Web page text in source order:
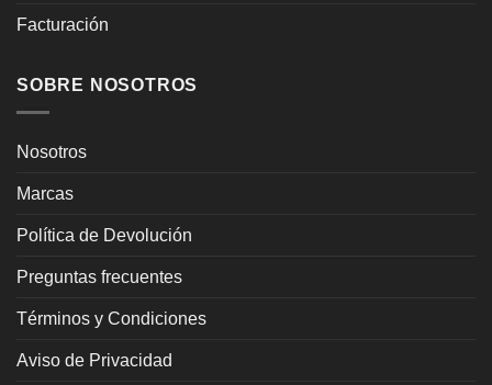
Facturación
SOBRE NOSOTROS
Nosotros
Marcas
Política de Devolución
Preguntas frecuentes
Términos y Condiciones
Aviso de Privacidad